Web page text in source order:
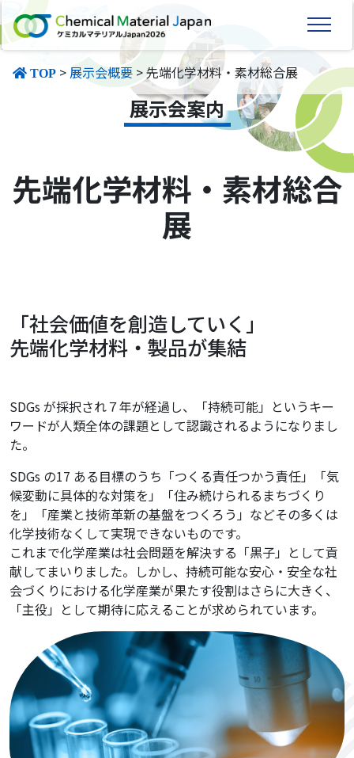
TOP > 展示会概要 > 先端化学材料・素材総合展
展示会案内
先端化学材料・素材総合
展
「社会価値を創造していく」
先端化学材料・製品が集結
SDGs が採択され７年が経過し、「持続可能」というキー
ワードが人類全体の課題として認識されるようになりまし
た。
SDGs の17 ある目標のうち「つくる責任つかう責任」「気
候変動に具体的な対策を」「住み続けられるまちづくり
を」「産業と技術革新の基盤をつくろう」などその多くは
化学技術なくして実現できないものです。
これまで化学産業は社会問題を解決する「黒子」として貢
献してまいりました。しかし、持続可能な安心・安全な社
会づくりにおける化学産業が果たす役割はさらに大きく、
「主役」として期待に応えることが求められています。